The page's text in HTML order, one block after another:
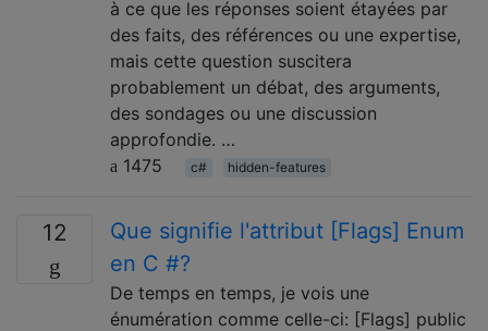
à ce que les réponses soient étayées par
des faits, des références ou une expertise,
mais cette question suscitera
probablement un débat, des arguments,
des sondages ou une discussion
approfondie. …
1475
c# hidden-features
12
Que signifie l'attribut [Flags] Enum
en C #?
De temps en temps, je vois une
énumération comme celle-ci: [Flags] public